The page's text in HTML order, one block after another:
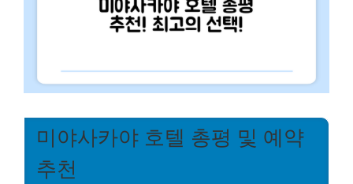
미야사카야 호텔 총평 및 예약
추천